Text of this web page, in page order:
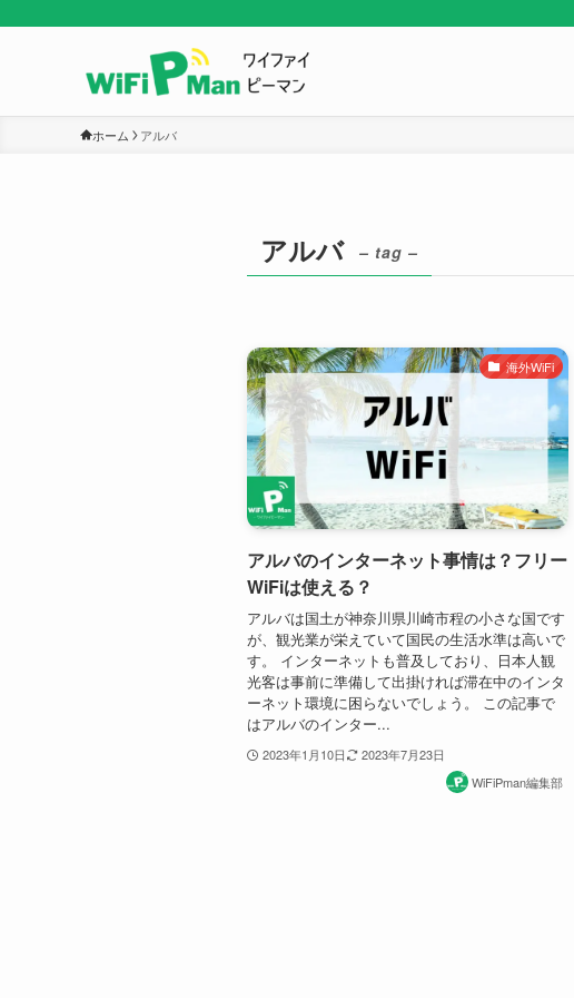
ホーム アルバ
アルバ – tag –
海外WiFi
アルバのインターネット事情は？フリー
WiFiは使える？
アルバは国土が神奈川県川崎市程の小さな国です
が、観光業が栄えていて国民の生活水準は高いで
す。 インターネットも普及しており、日本人観
光客は事前に準備して出掛ければ滞在中のインタ
ーネット環境に困らないでしょう。 この記事で
はアルバのインター...
2023年1月10日
2023年7月23日
WiFiPman編集部